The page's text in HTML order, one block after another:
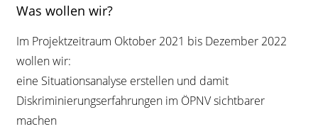
Was wollen wir?
Im Projektzeitraum Oktober 2021 bis Dezember 2022
wollen wir:
eine Situationsanalyse erstellen und damit
Diskriminierungserfahrungen im ÖPNV sichtbarer
machen